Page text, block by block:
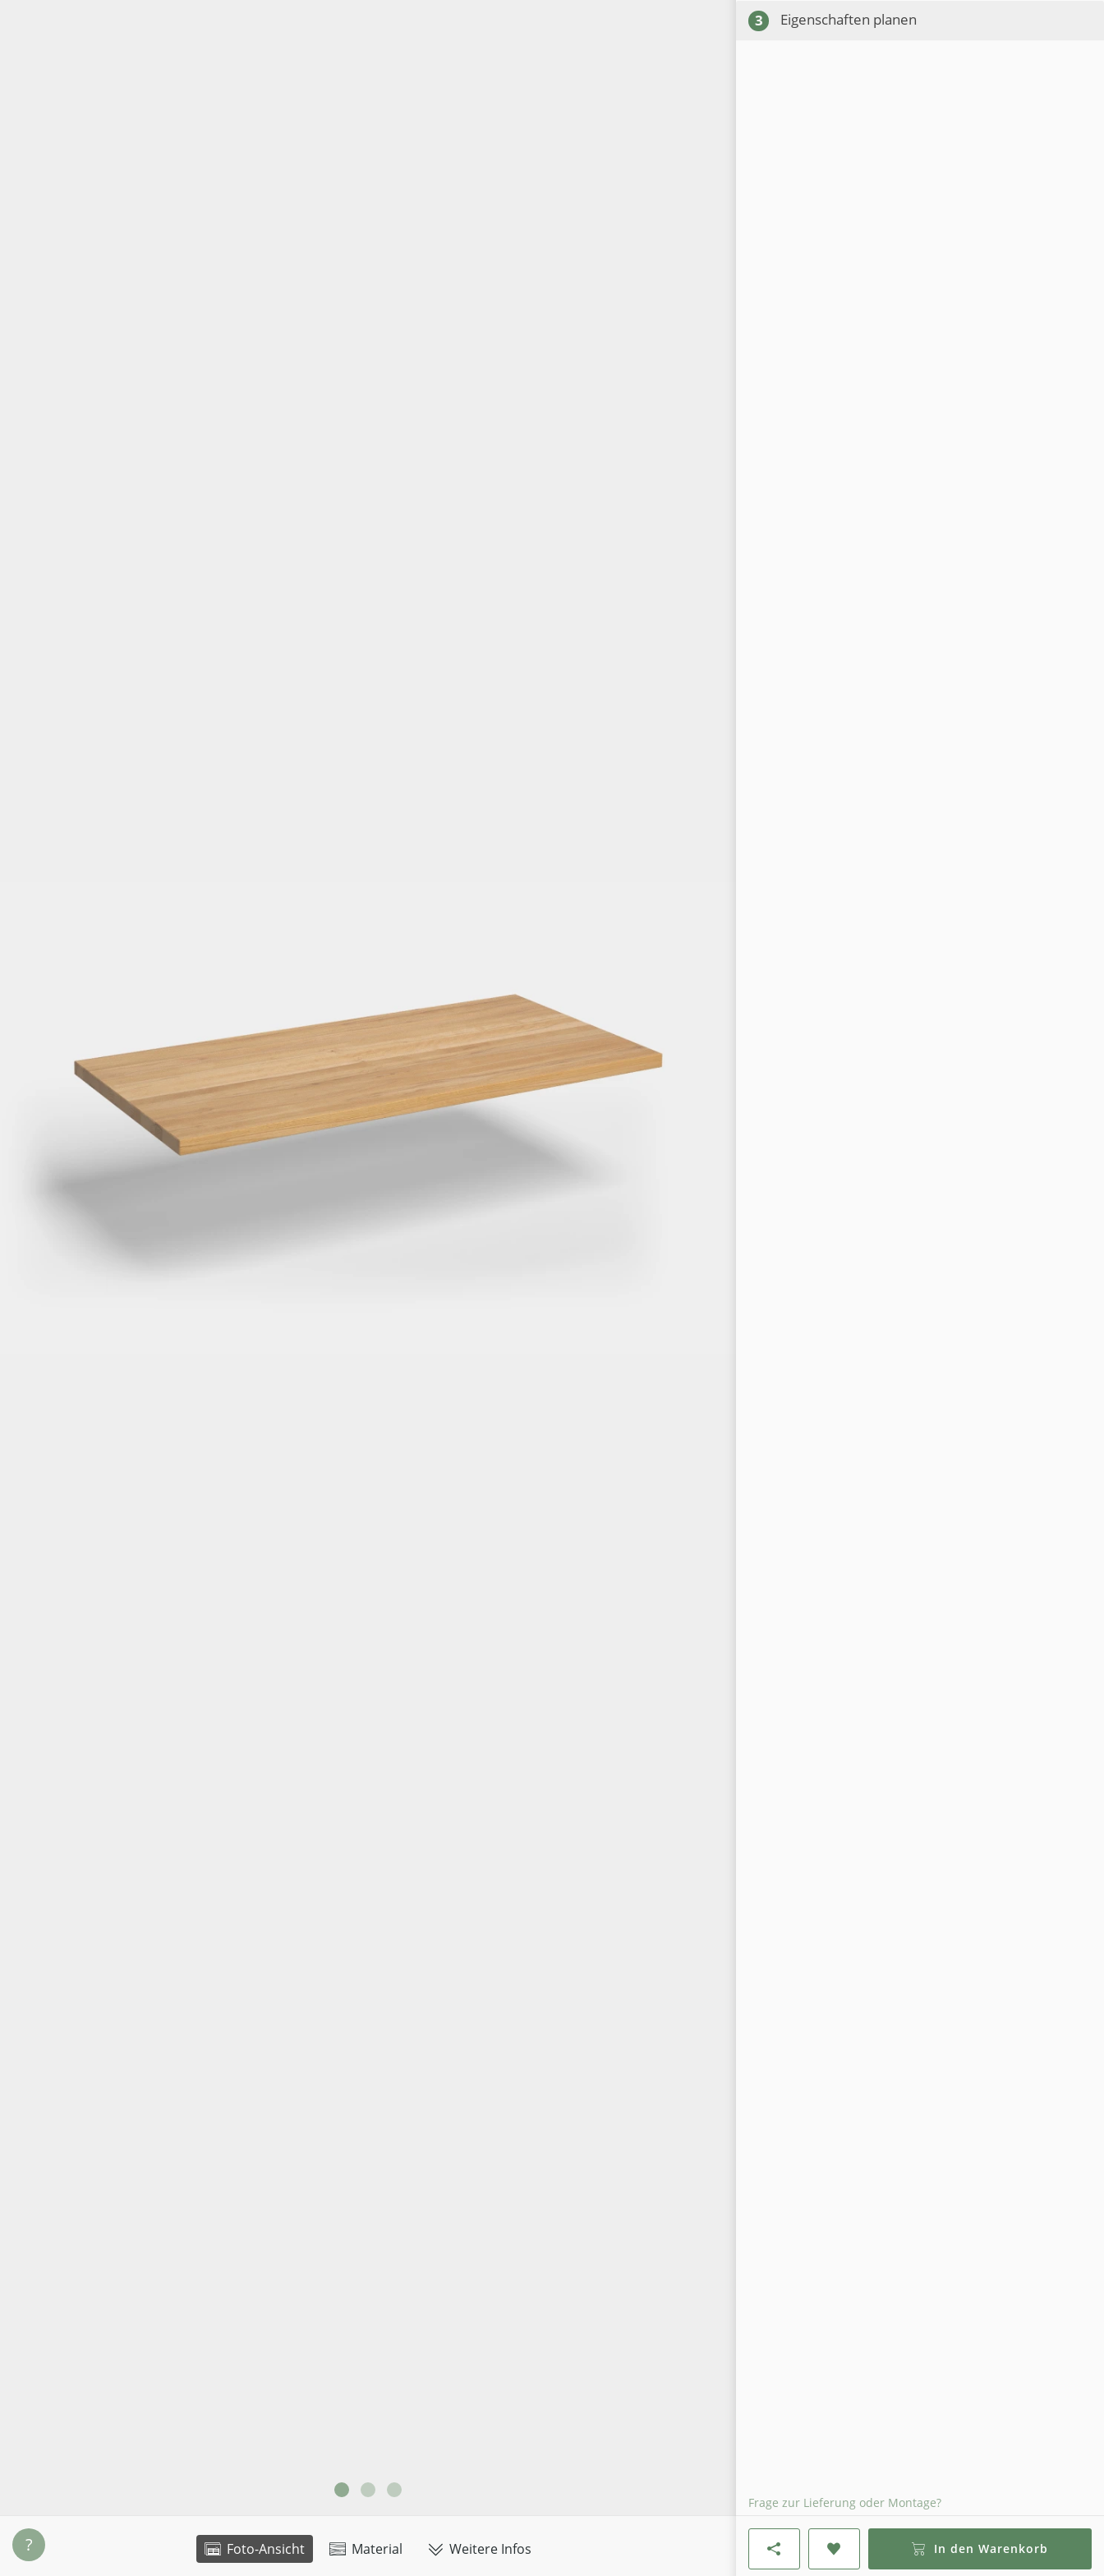
Foto-Ansicht Material Weitere Infos
3 Eigenschaften planen
Frage zur Lieferung oder Montage?
In den Warenkorb
?